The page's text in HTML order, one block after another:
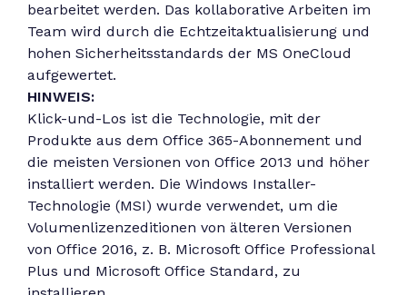
bearbeitet werden. Das kollaborative Arbeiten im
Team wird durch die Echtzeitaktualisierung und
hohen Sicherheitsstandards der MS OneCloud
aufgewertet.
HINWEIS:
Klick-und-Los ist die Technologie, mit der
Produkte aus dem Office 365-Abonnement und
die meisten Versionen von Office 2013 und höher
installiert werden. Die Windows Installer-
Technologie (MSI) wurde verwendet, um die
Volumenlizenzeditionen von älteren Versionen
von Office 2016, z. B. Microsoft Office Professional
Plus und Microsoft Office Standard, zu